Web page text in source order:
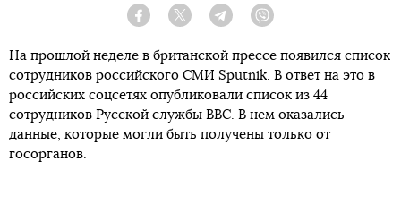
Facebook Twitter Telegram
На прошлой неделе в британской прессе появился список
сотрудников российского СМИ Sputnik. В ответ на это в
российских соцсетях опубликовали список из 44
сотрудников Русской службы BBC. В нем оказались
данные, которые могли быть получены только от
госорганов.